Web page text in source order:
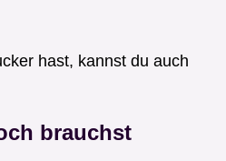
hast, kannst du auch
brauchst